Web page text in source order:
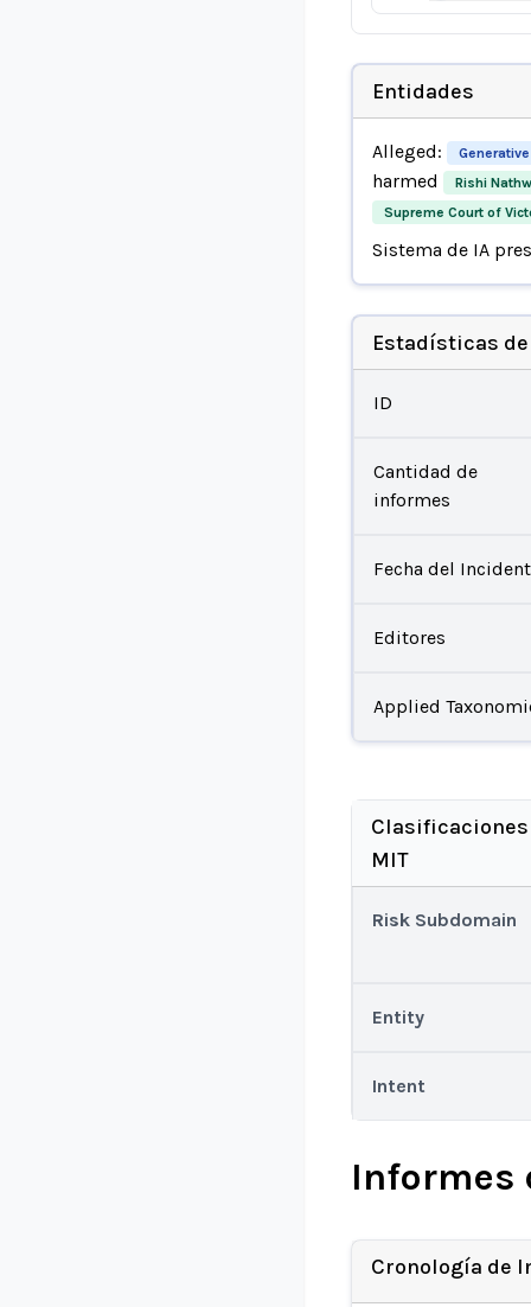
Entidades
Alleged:
harmed
Rishi
Supreme Court of
Sistema de IA
Estadísticas
ID
Cantidad de
informes
Fecha del
Editores
Applied
Clasificaciones
MIT
Risk Subdomain
Entity
Intent
Informes
Cronología de